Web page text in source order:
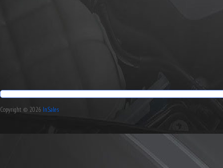
Copyright © 2026 InSales